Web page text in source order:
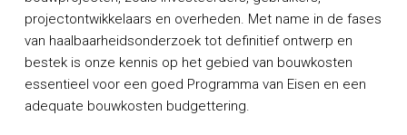
projectontwikkelaars en overheden. Met name in de fases
van haalbaarheidsonderzoek tot definitief ontwerp en
bestek is onze kennis op het gebied van bouwkosten
essentieel voor een goed Programma van Eisen en een
adequate bouwkosten budgettering.